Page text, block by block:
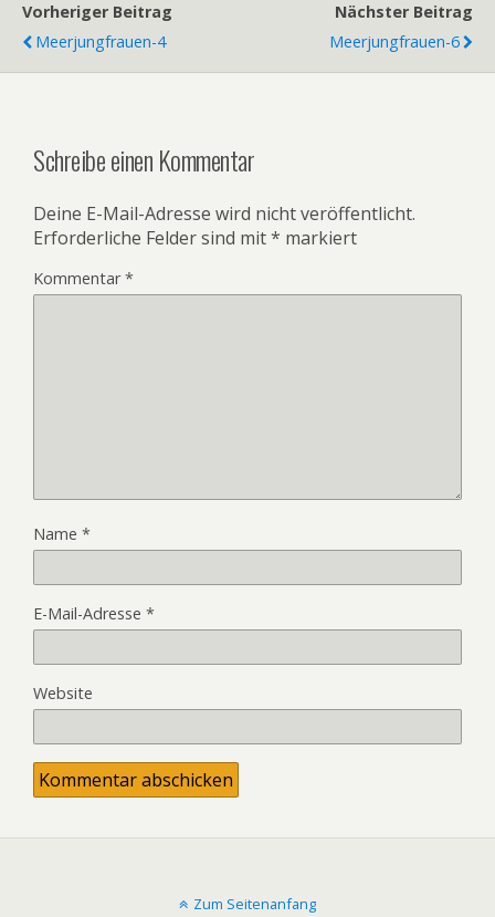
Vorheriger Beitrag
Meerjungfrauen-4
Nächster Beitrag
Meerjungfrauen-6
Schreibe einen Kommentar
Deine E-Mail-Adresse wird nicht veröffentlicht.
Erforderliche Felder sind mit* markiert
Kommentar*
Name *
E-Mail-Adresse *
Website
Zum Seitenanfang